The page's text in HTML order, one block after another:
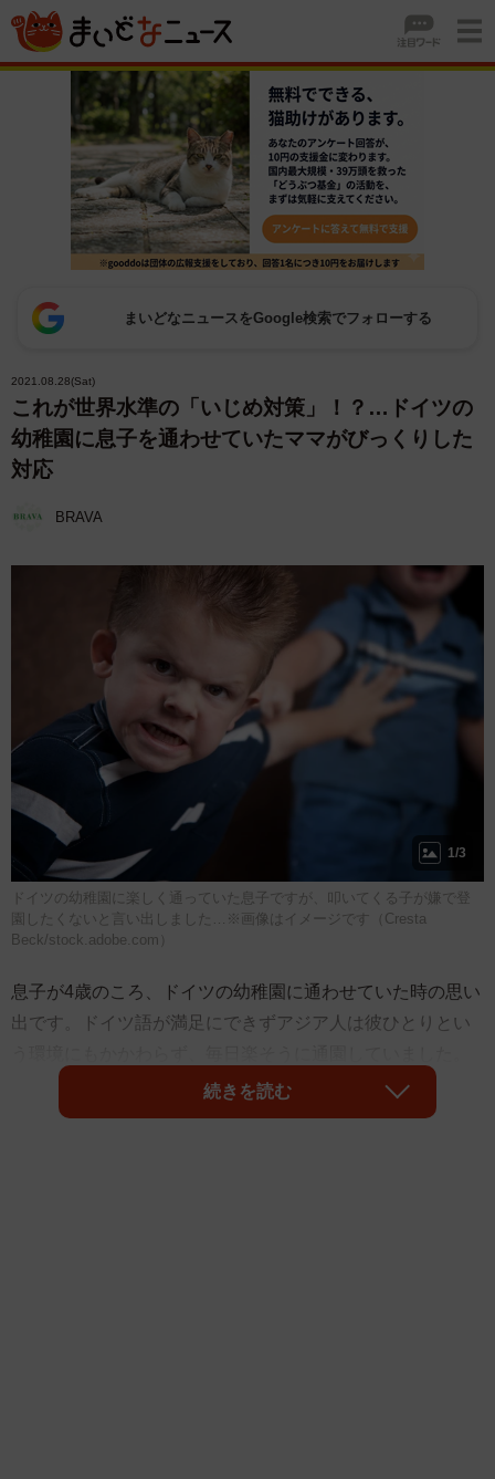
まいどなニュースをGoogle検索でフォローする
2021.08.28(Sat)
これが世界水準の「いじめ対策」！？…ドイツの
幼稚園に息子を通わせていたママがびっくりした
対応
BRAVA
1/3
ドイツの幼稚園に楽しく通っていた息子ですが、叩いてくる子が嫌で登
園したくないと言い出しました…※画像はイメージです（Cresta
Beck/stock.adobe.com）
息子が4歳のころ、ドイツの幼稚園に通わせていた時の思い
出です。ドイツ語が満足にできずアジア人は彼ひとりとい
ところがある日、「幼稚園に行きたくない！」と泣いて拒
否。何事かと思って理由を聞くと、L君という男の子が叩い
続きを読む